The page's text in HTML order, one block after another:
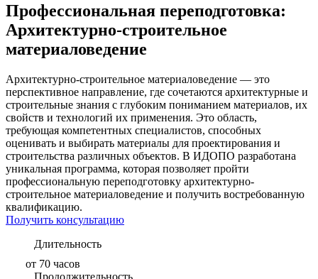
Профессиональная переподготовка:
Архитектурно-строительное
материаловедение
Архитектурно-строительное материаловедение — это
перспективное направление, где сочетаются архитектурные и
строительные знания с глубоким пониманием материалов, их
свойств и технологий их применения. Это область,
требующая компетентных специалистов, способных
оценивать и выбирать материалы для проектирования и
строительства различных объектов. В ИДОПО разработана
уникальная программа, которая позволяет пройти
профессиональную переподготовку архитектурно-
строительное материаловедение и получить востребованную
квалификацию.
Получить консультацию
Длительность
от 70 часов
Продолжительность